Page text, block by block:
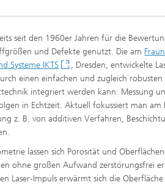
seit den 1960er Jahren für die
und Defekte genutzt. Die am
Systeme IKTS
, Dresden, entwickelte
einen einfachen und zugleich
integriert werden kann. Messung
in Echtzeit. Aktuell fokussiert man am
z. B. von additiven Verfahren,
lassen sich Porosität und
ohne großen Aufwand zerstörungsfrei
Laser-Impuls erwärmt sich die